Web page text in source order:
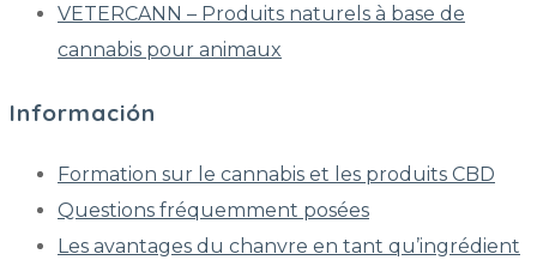
VETERCANN – Produits naturels à base de
cannabis pour animaux
Información
Formation sur le cannabis et les produits CBD
Questions fréquemment posées
Les avantages du chanvre en tant qu’ingrédient